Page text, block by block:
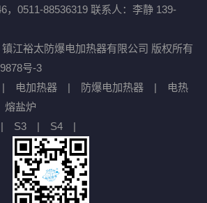
，0511-88536319 联系人：李静 139-
江裕太防爆电加热器有限公司 版权所有
号-3
| 电加热器 | 防爆电加热器 |
电热
熔盐炉
| S3 | S4 |